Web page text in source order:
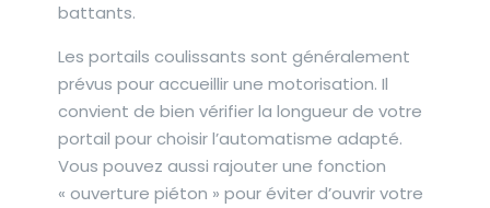
battants.
Les portails coulissants sont généralement
prévus pour accueillir une motorisation. Il
convient de bien vérifier la longueur de votre
portail pour choisir l’automatisme adapté.
Vous pouvez aussi rajouter une fonction
« ouverture piéton » pour éviter d’ouvrir votre